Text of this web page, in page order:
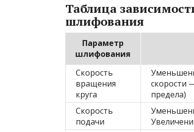
Таблица
шлифования
Параметр
шлифования
Скорость
вращения
круга
скорости
предела)
Скорость
подачи